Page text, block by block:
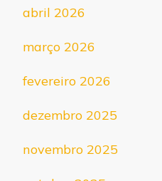
abril 2026
março 2026
fevereiro 2026
dezembro 2025
novembro 2025